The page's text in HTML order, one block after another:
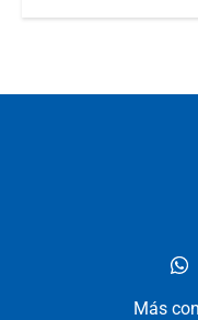
Más